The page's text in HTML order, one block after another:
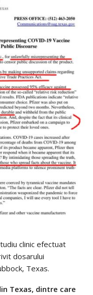
clinic efectuat
dosarului
Texas.
Texas, dintre care